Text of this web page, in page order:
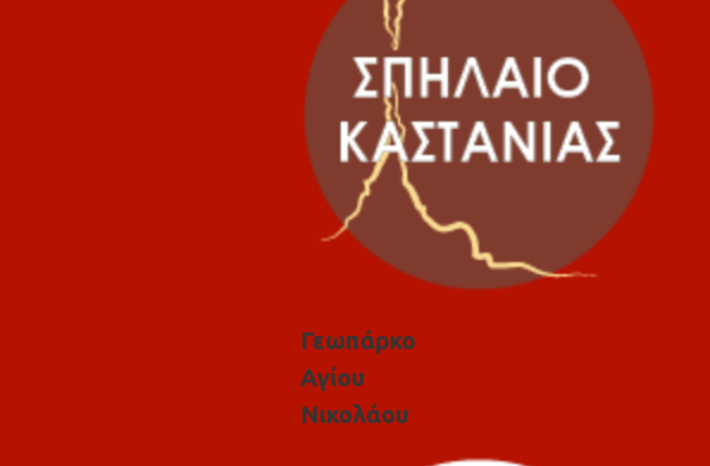
Γεωπάρκο
Αγίου
Νικολάου